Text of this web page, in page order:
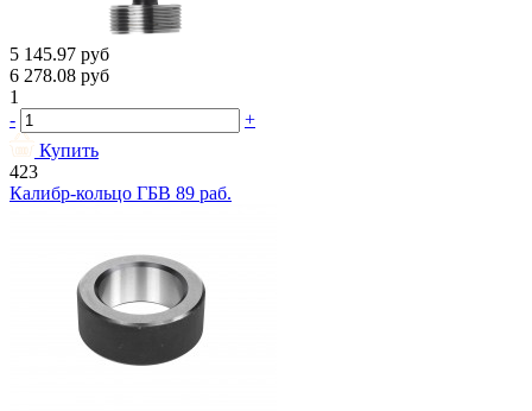
5 145.97 руб
6 278.08 руб
1
-
+
Купить
423
Калибр-кольцо ГБВ 89 раб.